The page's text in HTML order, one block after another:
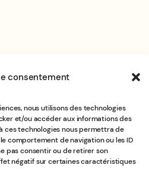
consentement
nous utilisons des technologies
et/ou accéder aux informations des
ces technologies nous permettra de
comportement de navigation ou les ID
pas consentir ou de retirer son
négatif sur certaines caractéristiques
*